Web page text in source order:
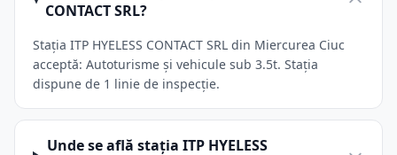
CONTACT SRL?
Stația ITP HYELESS CONTACT SRL din Miercurea Ciuc
acceptă: Autoturisme și vehicule sub 3.5t. Stația
dispune de 1 linie de inspecție.
Unde se află stația ITP HYELESS